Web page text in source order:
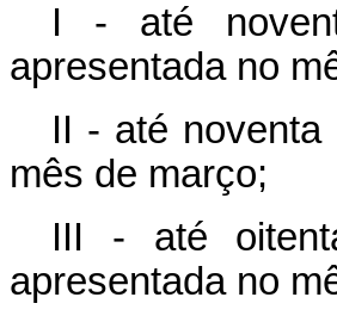
I - até
apresentada no
II - até
mês de março;
III - até
apresentada no